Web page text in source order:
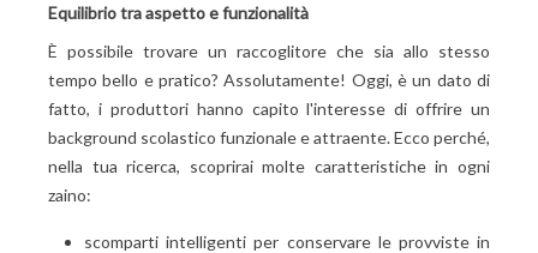
Equilibrio tra aspetto e funzionalità
È possibile trovare un raccoglitore che sia allo stesso
tempo bello e pratico? Assolutamente! Oggi, è un dato di
fatto, i produttori hanno capito l'interesse di offrire un
background scolastico funzionale e attraente. Ecco perché,
nella tua ricerca, scoprirai molte caratteristiche in ogni
zaino:
scomparti intelligenti per conservare le provviste in